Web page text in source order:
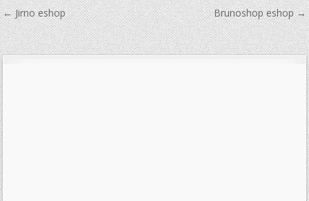
Navigace
pro
příspěvek
← Jirno eshop Brunoshop eshop →